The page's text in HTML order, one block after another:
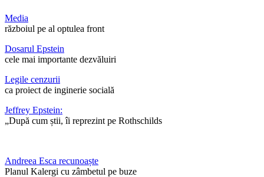
Media
războiul pe al optulea front
Dosarul Epstein
cele mai importante dezvăluiri
Legile cenzurii
ca proiect de inginerie socială
Jeffrey Epstein:
„După cum știi, îi reprezint pe Rothschilds
Andreea Esca recunoaște
Planul Kalergi cu zâmbetul pe buze